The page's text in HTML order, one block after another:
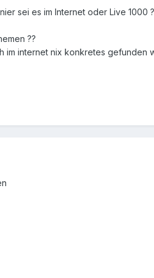
sei es im Internet oder Live 1000
??
im internet nix konkretes gefunden